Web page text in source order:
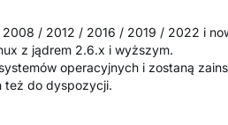
/ 2012 / 2016 / 2019 / 2022 i
z jądrem 2.6.x i wyższym.
operacyjnych i zostaną
też do dyspozycji.